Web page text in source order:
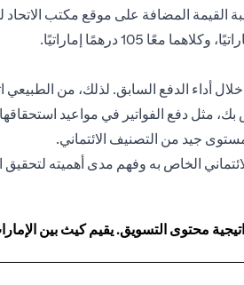
درهمًا إماراتيًا، شاملاً ضريبة القيمة المضافة على موقع مكتب
خلال أداء الدفع السابق. لذلك، من
مثل دفع الفواتير في مواعيد
جيد من التصنيف الائتماني.
الخاص به وفهم مدى أهميته لتحقيق
محتوى التسويق. يقيم كيث بين